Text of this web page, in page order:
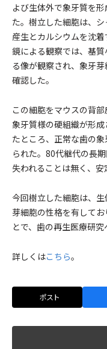
よび生体外で象牙質を
た。樹立した細胞は、
産生とカルシウムを沈
鏡による観察では、基
る像が観察され、象牙
確認した。
この細胞をマウスの背
象牙質様の硬組織が形
たところ、正常な歯の
られた。80代継代の長
失われることは無く、安
今回樹立した細胞は、
芽細胞の性格を有して
とで、歯の再生医療研究
詳しくはこちら。
ポスト